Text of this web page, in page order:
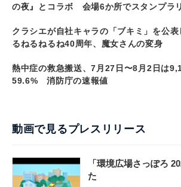
の夜』とコラボ 会場6か所でスタンプラ
クラシエが自社キャラの「ブキミ」を公
るねるねるね40周年、魔女さんの変身
熱中症の救急搬送、7月27日〜8月2日は
59.6% 消防庁の速報値
動画で見るプレスリリース
「環境広場さっぽろ
た